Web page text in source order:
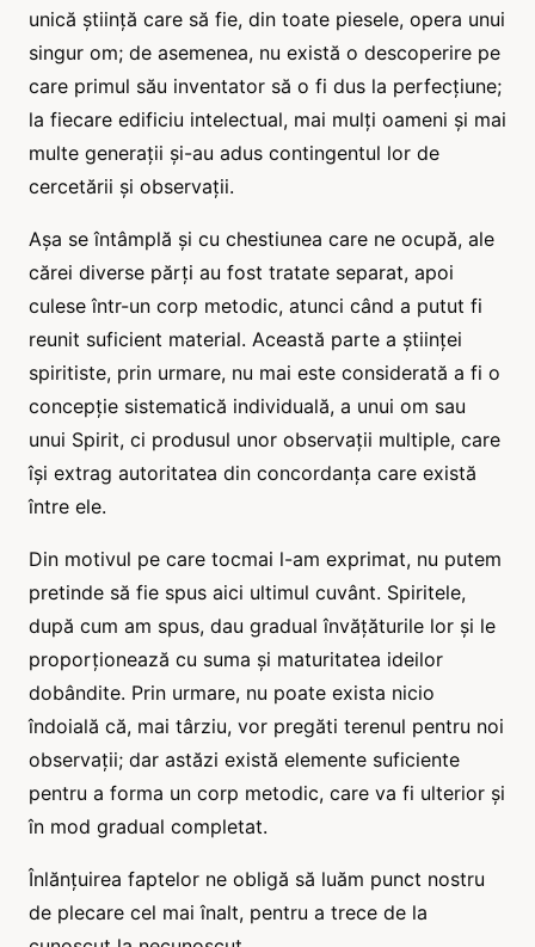
unică știință care să fie, din toate piesele, opera unui
singur om; de asemenea, nu există o descoperire pe
care primul său inventator să o fi dus la perfecțiune;
la fiecare edificiu intelectual, mai mulți oameni și mai
multe generații și-au adus contingentul lor de
cercetării și observații.
Așa se întâmplă și cu chestiunea care ne ocupă, ale
cărei diverse părți au fost tratate separat, apoi
culese într-un corp metodic, atunci când a putut fi
reunit suficient material. Această parte a științei
spiritiste, prin urmare, nu mai este considerată a fi o
concepție sistematică individuală, a unui om sau
unui Spirit, ci produsul unor observații multiple, care
își extrag autoritatea din concordanța care există
între ele.
Din motivul pe care tocmai l-am exprimat, nu putem
pretinde să fie spus aici ultimul cuvânt. Spiritele,
după cum am spus, dau gradual învățăturile lor și le
proporționează cu suma și maturitatea ideilor
dobândite. Prin urmare, nu poate exista nicio
îndoială că, mai târziu, vor pregăti terenul pentru noi
observații; dar astăzi există elemente suficiente
pentru a forma un corp metodic, care va fi ulterior și
în mod gradual completat.
Înlănțuirea faptelor ne obligă să luăm punct nostru
de plecare cel mai înalt, pentru a trece de la